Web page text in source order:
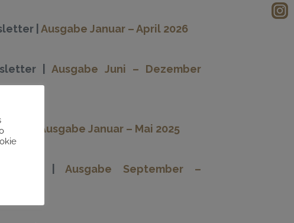
|Ausgabe Januar – April 2026
| Ausgabe Juni – Dezember
| Ausgabe Januar – Mai 2025
|Ausgabe September –